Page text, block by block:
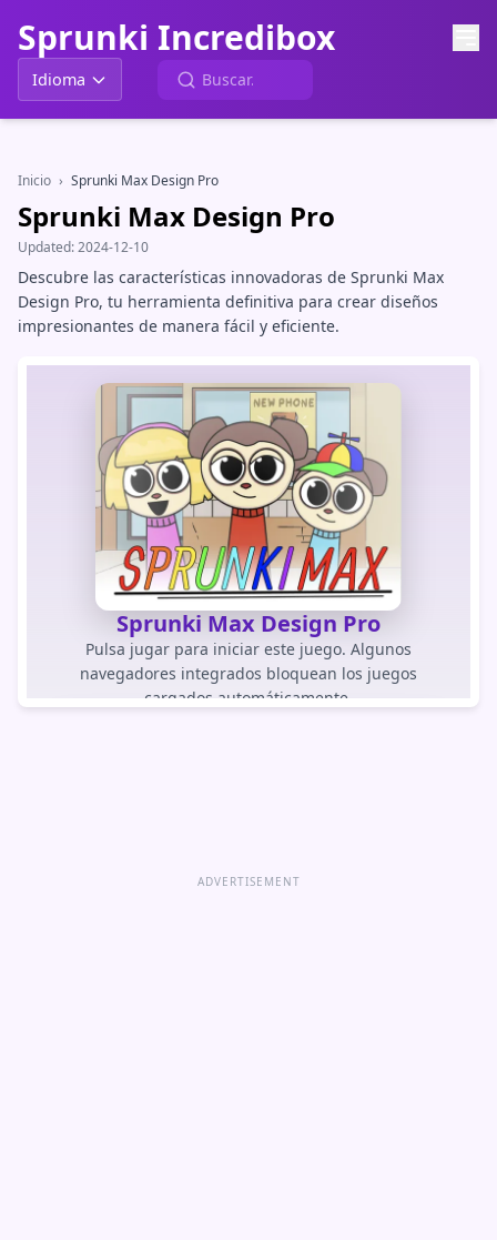
Sprunki Incredibox
Idioma
Inicio › Sprunki Max Design Pro
Sprunki Max Design Pro
Updated:2024-12-10
Descubre las características innovadoras de Sprunki Max
Design Pro, tu herramienta definitiva para crear diseños
impresionantes de manera fácil y eficiente.
Sprunki Max Design Pro
Pulsa jugar para iniciar este juego. Algunos
navegadores integrados bloquean los juegos
cargados automáticamente.
ADVERTISEMENT